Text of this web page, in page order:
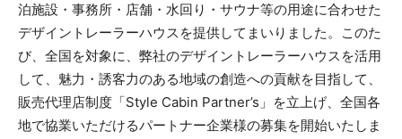
泊施設・事務所・店舗・水回り・サウナ等の用途に合わせた
デザイントレーラーハウスを提供してまいりました。このた
び、全国を対象に、弊社のデザイントレーラーハウスを活用
して、魅力・誘客力のある地域の創造への貢献を目指して、
販売代理店制度「Style Cabin Partner’s」を立上げ、全国各
地で協業いただけるパートナー企業様の募集を開始いたしま